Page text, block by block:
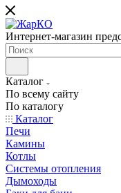
Интернет-магазин
Каталог
По всему сайту
По каталогу
Каталог
Печи
Камины
Котлы
Системы отопления
Дымоходы